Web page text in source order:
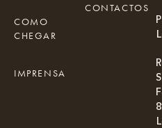
COMO
CHEGAR
IMPRENSA
CONTACTOS